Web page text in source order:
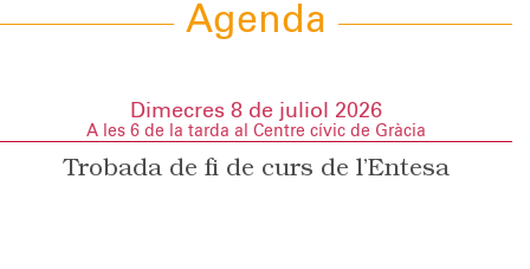
Agenda
Dimecres 8 de juliol 2026
A les 6 de la tarda al Centre cívic de Gràcia
Trobada de fi de curs de l’Entesa